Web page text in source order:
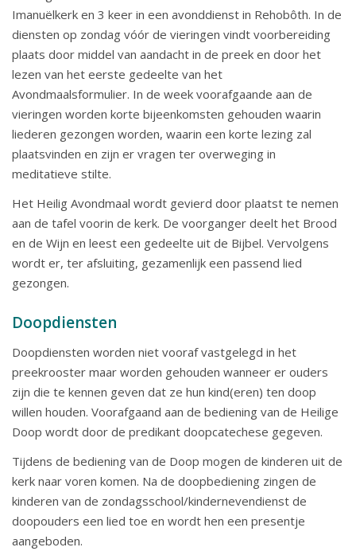
Imanuëlkerk en 3 keer in een avonddienst in Rehobôth. In de
diensten op zondag vóór de vieringen vindt voorbereiding
plaats door middel van aandacht in de preek en door het
lezen van het eerste gedeelte van het
Avondmaalsformulier. In de week voorafgaande aan de
vieringen worden korte bijeenkomsten gehouden waarin
liederen gezongen worden, waarin een korte lezing zal
plaatsvinden en zijn er vragen ter overweging in
meditatieve stilte.
Het Heilig Avondmaal wordt gevierd door plaatst te nemen
aan de tafel voorin de kerk. De voorganger deelt het Brood
en de Wijn en leest een gedeelte uit de Bijbel. Vervolgens
wordt er, ter afsluiting, gezamenlijk een passend lied
gezongen.
Doopdiensten
Doopdiensten worden niet vooraf vastgelegd in het
preekrooster maar worden gehouden wanneer er ouders
zijn die te kennen geven dat ze hun kind(eren) ten doop
willen houden. Voorafgaand aan de bediening van de Heilige
Doop wordt door de predikant doopcatechese gegeven.
Tijdens de bediening van de Doop mogen de kinderen uit de
kerk naar voren komen. Na de doopbediening zingen de
kinderen van de zondagsschool/kindernevendienst de
doopouders een lied toe en wordt hen een presentje
aangeboden.